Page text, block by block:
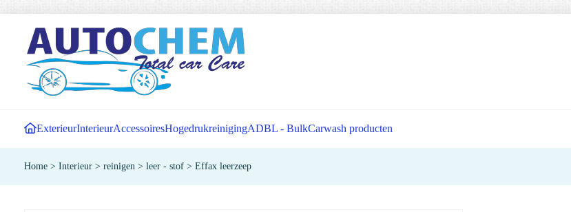
ExterieurInterieurAccessoiresHogedrukreinigingADBL - BulkCarwash producten
Home > Interieur > reinigen > leer - stof > Effax leerzeep